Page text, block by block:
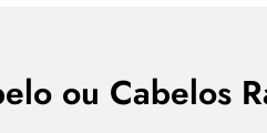
ou Cabelos